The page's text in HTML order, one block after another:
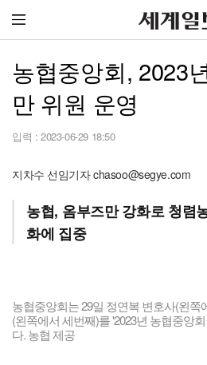
농협중앙회, 2023
만 위원 운영
입력 : 2023-06-29 18:50
지차수 선임기자 chasoo@segye.com
농협, 옴부즈만 강화로 청렴
화에 집중
농협중앙회는 29일 정연복 변호사(왼
(왼쪽에서 세번째)를 '2023년 농협중앙
다. 농협 제공